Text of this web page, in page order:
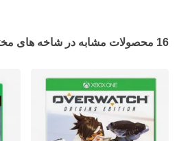
16 محصولات مشابه در شاخه های مختلف: